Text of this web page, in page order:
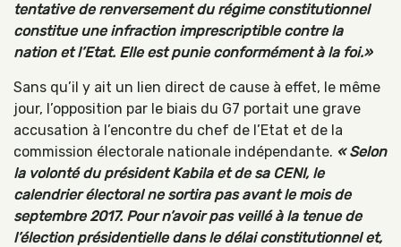
tentative de renversement du régime constitutionnel
constitue une infraction imprescriptible contre la
nation et l’Etat. Elle est punie conformément à la foi.»
Sans qu’il y ait un lien direct de cause à effet, le même
jour, l’opposition par le biais du G7 portait une grave
accusation à l’encontre du chef de l’Etat et de la
commission électorale nationale indépendante. « Selon
la volonté du président Kabila et de sa CENI, le
calendrier électoral ne sortira pas avant le mois de
septembre 2017. Pour n’avoir pas veillé à la tenue de
l’élection présidentielle dans le délai constitutionnel et,